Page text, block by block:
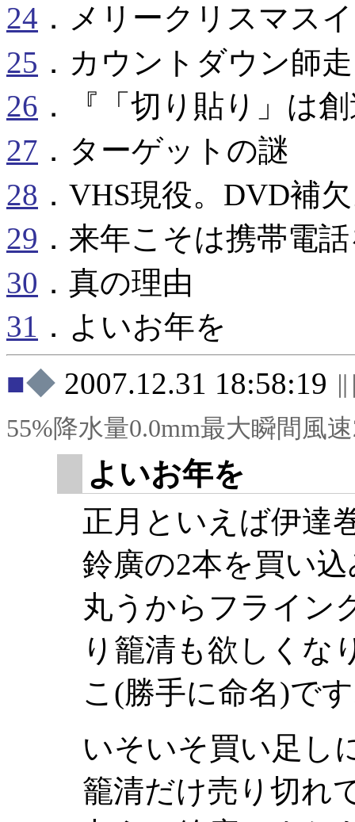
24 ．メリークリスマス
25 ．カウントダウン師走
26 ．『 「切り貼り」は
27 ．ターゲットの謎
28 ．VHS現役。DVD補
29 ．来年こそは携帯電
30 ．真の理由
31 ．よいお年を
◆ 2007.12.31 18:58:19
55%降水量0.0mm最大瞬間風
よいお年を
正月といえば伊達
鈴廣の2本を買い
丸うからフライン
り籠清も欲しくな
こ(勝手に命名)で
いそいそ買い足し
籠清だけ売り切れ